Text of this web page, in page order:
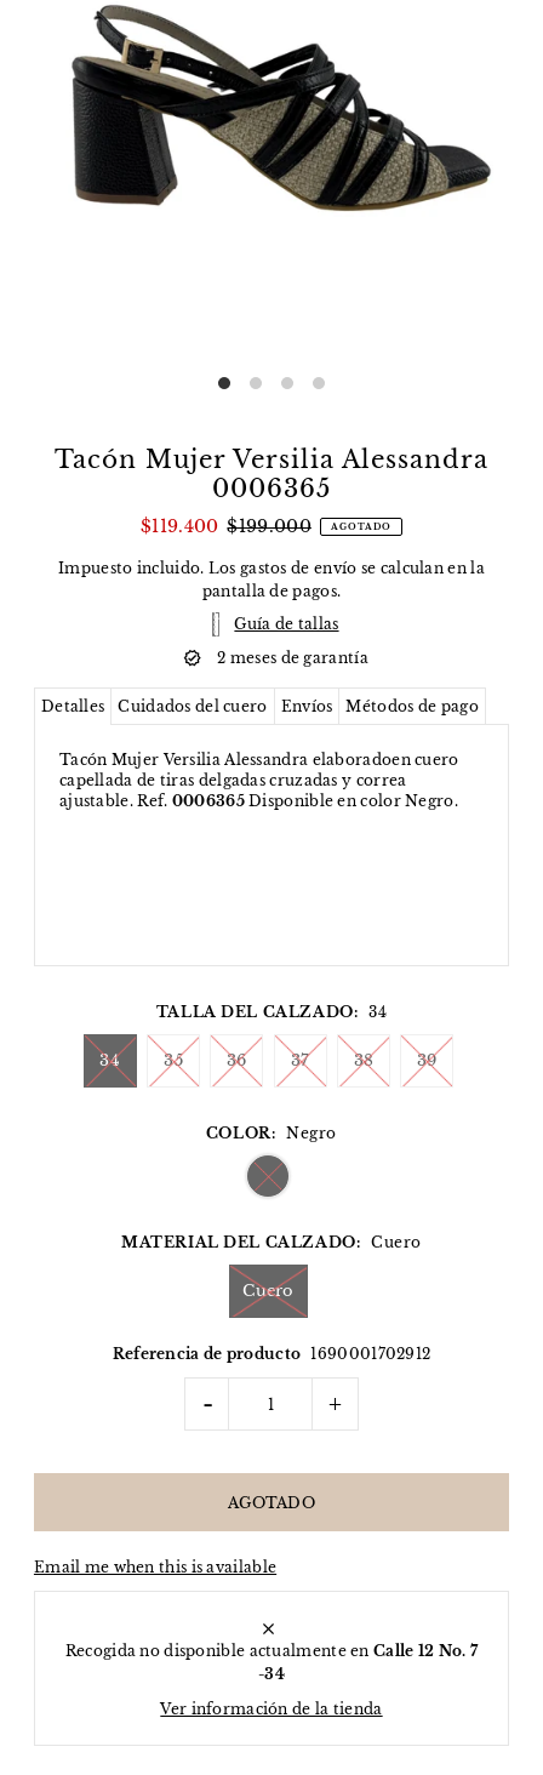
Tacón Mujer Versilia Alessandra
0006365
$119.400 $199.000 AGOTADO
Impuesto incluido. Los gastos de envío se calculan en la
pantalla de pagos.
Guía de tallas
2 meses de garantía
Detalles Cuidados del cuero Envíos Métodos de pago
Tacón Mujer Versilia Alessandra elaboradoen cuero
capellada de tiras delgadas cruzadas y correa
ajustable. Ref. 0006365Disponible en color Negro.
TALLA DEL CALZADO: 34
34 35 36 37 38 39
COLOR: Negro
MATERIAL DEL CALZADO: Cuero
Cuero
Referencia de producto 1690001702912
- +
Email me when this is available
Recogida no disponible actualmente enCalle 12 No. 7
-34
Ver información de la tienda